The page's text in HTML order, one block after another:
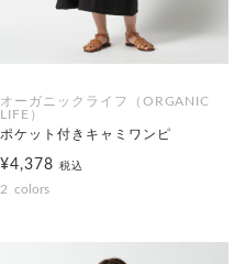
オーガニックライフ（ORGANIC
LIFE）
ポケット付きキャミワンピ
¥4,378 税込
2 colors